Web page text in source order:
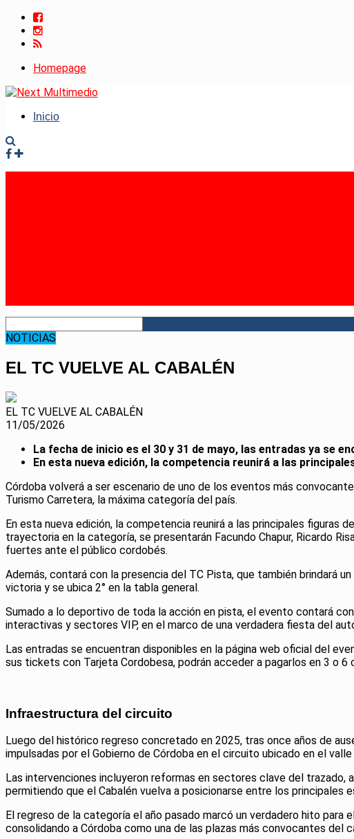
Homepage
Inicio
NOTICIAS
EL TC VUELVE AL CABALÉN
EL TC VUELVE AL CABALÉN
11/05/2026
La fecha de inicio es el 30 y 31 de mayo, las entradas ya se
En esta nueva edición, la competencia reunirá a las
Córdoba volverá a ser escenario de uno de los eventos más
Turismo Carretera, la máxima categoría del país.
En esta nueva edición, la competencia reunirá a las principales
trayectoria en la categoría, se presentarán Facundo Chapur, Ricardo
fuertes ante el público cordobés.
Además, contará con la presencia del TC Pista, que también brindará
victoria y se ubica 2° en la tabla general.
Sumado a lo deportivo de toda la acción en pista, el evento contará
interactivas y sectores VIP, en el marco de una verdadera fiesta del
Las entradas se encuentran disponibles en la página web oficial del
sus tickets con Tarjeta Cordobesa, podrán acceder a pagarlos en 3 o 6
Infraestructura del circuito
Luego del histórico regreso concretado en 2025, tras once años de
impulsadas por el Gobierno de Córdoba en el circuito ubicado en el
Las intervenciones incluyeron reformas en sectores clave del trazado,
permitiendo que el Cabalén vuelva a posicionarse entre los principales
El regreso de la categoría el año pasado marcó un verdadero hito
consolidando a Córdoba como una de las plazas más convocantes del